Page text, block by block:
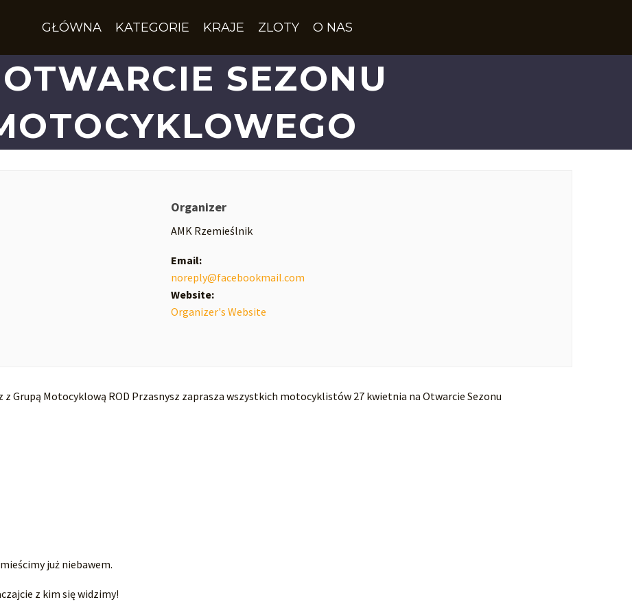
GŁÓWNA KATEGORIE KRAJE ZLOTY O NAS
SEZONU
Organizer
AMK Rzemieślnik
Email:
noreply@facebookmail.com
Website:
Organizer's Website
Grupą Motocyklową ROD Przasnysz zaprasza wszystkich motocyklistów 27 kwietnia na Otwarcie Sezonu
już niebawem.
z kim się widzimy!